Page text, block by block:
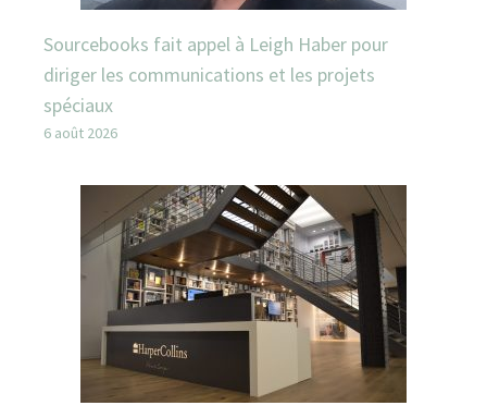
Sourcebooks fait appel à Leigh Haber pour
diriger les communications et les projets
spéciaux
6 août 2026